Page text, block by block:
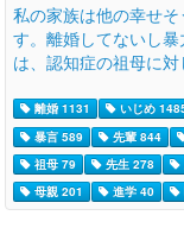
私の家族は他の幸せ
す。離婚してないし
は、認知症の祖母に
離婚 1131 いじめ
暴言 589
先輩 844
祖母 79
先生 278
母親 201
進学 40